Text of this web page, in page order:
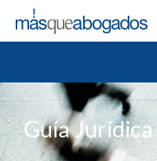
Guía Jurídica